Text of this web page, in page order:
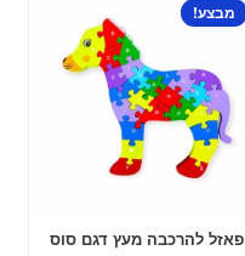
פאזל להרכבה מעץ דגם סוס
מבצע!